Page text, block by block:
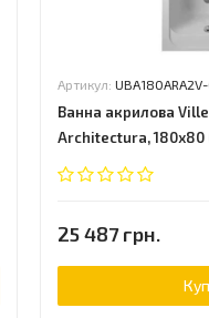
Артикул:
Ванна акрилова
Architectura, 180х80
25 487 грн.